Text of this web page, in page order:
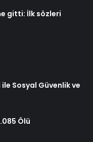
gitti: İlk sözleri
Sosyal Güvenlik ve
Ölü